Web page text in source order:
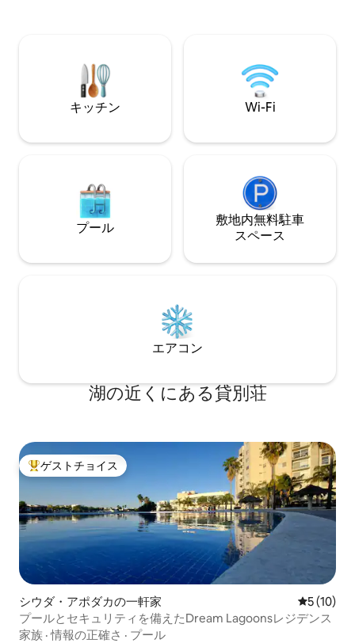
り、週末に家族を招待したり、大切な人
たちとプライベートにお祝いしたりする
のに最適です。
キッチン Wi-Fi
プール
敷地内無料駐⁠車
ス⁠ペ⁠ー⁠ス
エアコン
湖の近くにある貸別荘
大好評のゲストチョイスです。
ゲストチョイス
シウダ・アポダカの一軒家 レビュー
5 (10)
プールとセキュリティを備えたDream Lagoonsレジデンス
家族 ·情報の正確さ · プール